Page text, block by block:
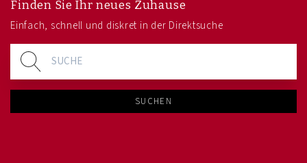
Finden Sie Ihr neues Zuhause
Einfach, schnell und diskret in der Direktsuche
SUCHEN